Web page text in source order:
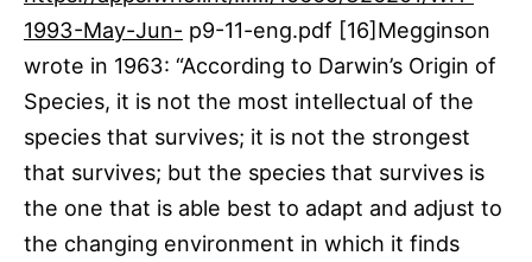
1993-May-Jun- p9-11-eng.pdf [16]​Megginson
wrote in 1963: “According to Darwin’s Origin of
Species, it is not the most intellectual of the
species that survives; it is not the strongest
that survives; but the species that survives is
the one that is able best to adapt and adjust to
the changing environment in which it finds